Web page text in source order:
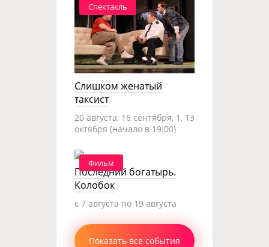
Спектакль
Слишком женатый
таксист
20 августа, 16 сентября, 1, 13
октября (начало в 19:00)
Фильм
Последний богатырь.
Колобок
c 7 августа по 19 августа
Показать все события